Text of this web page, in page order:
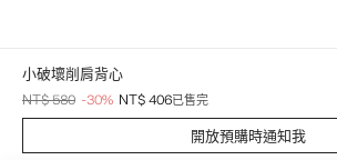
小破壞削肩背心
NT$ 580 -30% NT$ 406已售完
開放預購時通知我